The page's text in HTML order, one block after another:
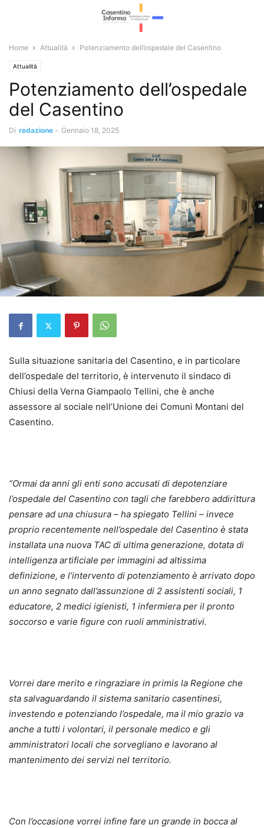
Home Attualità Potenziamento dell’ospedale del Casentino
Attualità
Potenziamento dell’ospedale
del Casentino
Di redazione - Gennaio 18, 2025
Sulla situazione sanitaria del Casentino, e in particolare
dell’ospedale del territorio, è intervenuto il sindaco di
Chiusi della Verna Giampaolo Tellini, che è anche
assessore al sociale nell’Unione dei Comuni Montani del
Casentino.
“Ormai da anni gli enti sono accusati di depotenziare
l’ospedale del Casentino con tagli che farebbero addirittura
pensare ad una chiusura – ha spiegato Tellini – invece
proprio recentemente nell’ospedale del Casentino è stata
installata una nuova TAC di ultima generazione, dotata di
intelligenza artificiale per immagini ad altissima
definizione, e l’intervento di potenziamento è arrivato dopo
un anno segnato dall’assunzione di 2 assistenti sociali, 1
educatore, 2 medici igienisti, 1 infermiera per il pronto
soccorso e varie figure con ruoli amministrativi.
Vorrei dare merito e ringraziare in primis la Regione che
sta salvaguardando il sistema sanitario casentinesi,
investendo e potenziando l’ospedale, ma il mio grazio va
anche a tutti i volontari, il personale medico e gli
amministratori locali che sorvegliano e lavorano al
mantenimento dei servizi nel territorio.
Con l’occasione vorrei infine fare un grande in bocca al